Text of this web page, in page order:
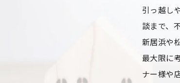
引っ越し
談まで、
新居浜や
最大限に
ナー様や